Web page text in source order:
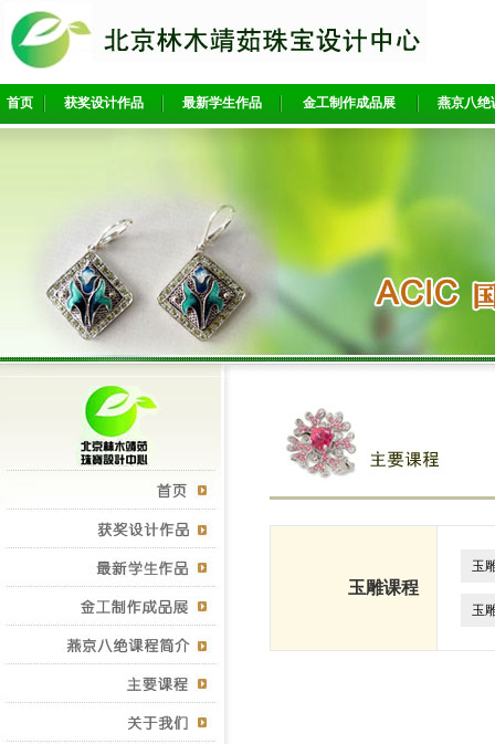
首页 获奖设计作品 最新学生作品 金工制作成品展 燕京八绝
玉雕课程
玉
玉